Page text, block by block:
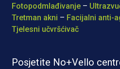
Fotopodmlađivanje –
Tretman akni – Facijalni anti-
Tjelesni učvršćivač
Posjetite No+Vello